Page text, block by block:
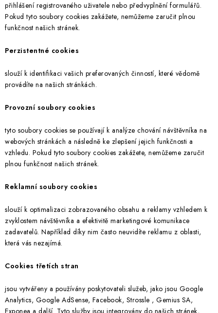
přihlášení registrovaného uživatele nebo předvyplnění formulářů.
Pokud tyto soubory cookies zakážete, nemůžeme zaručit plnou
funkčnost našich stránek.
Perzistentné cookies
slouží k identifikaci vašich preferovaných činností, které vědomě
provádíte na našich stránkách.
Provozní soubory cookies
tyto soubory cookies se používají k analýze chování návštěvníka na
webových stránkách a následně ke zlepšení jejich funkčnosti a
vzhledu. Pokud tyto soubory cookies zakážete, nemůžeme zaručit
plnou funkčnost našich stránek.
Reklamní soubory cookies
slouží k optimalizaci zobrazovaného obsahu a reklamy vzhledem k
zvyklostem návštěvníka a efektivitě marketingové komunikace
zadavatelů. Například díky nim často neuvidíte reklamu z oblasti,
která vás nezajímá.
Cookies třetích stran
jsou vytvářeny a používány poskytovateli služeb, jako jsou Google
Analytics, Google AdSense, Facebook, Strossle , Gemius SA,